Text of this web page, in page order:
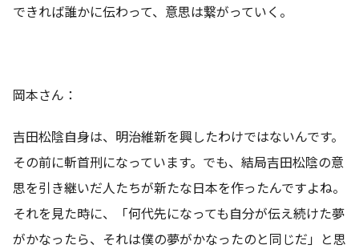
できれば誰かに伝わって、意思は繋がっていく。
岡本さん：
吉田松陰自身は、明治維新を興したわけではないんです。
その前に斬首刑になっています。でも、結局吉田松陰の意
思を引き継いだ人たちが新たな日本を作ったんですよね。
それを見た時に、「何代先になっても自分が伝え続けた夢
がかなったら、それは僕の夢がかなったのと同じだ」と思